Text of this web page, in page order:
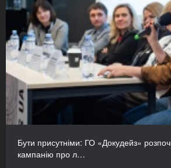
Бути присутніми: ГО «Докудейз»
кампанію про л…